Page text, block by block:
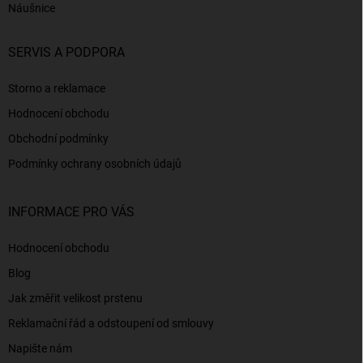
Náušnice
SERVIS A PODPORA
Storno a reklamace
Hodnocení obchodu
Obchodní podmínky
Podmínky ochrany osobních údajů
INFORMACE PRO VÁS
Hodnocení obchodu
Blog
Jak změřit velikost prstenu
Reklamační řád a odstoupení od smlouvy
Napište nám